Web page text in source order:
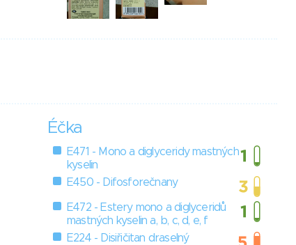
Éčka
E471 - Mono a diglyceridy mastných
kyselin
E450 - Difosforečnany
E472 - Estery mono a diglyceridů
mastných kyselin a, b, c, d, e, f
E224 - Disiřičitan draselný